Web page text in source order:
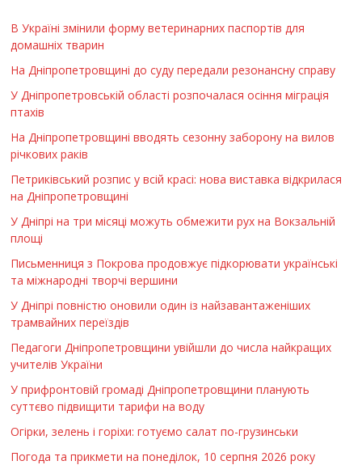
В Україні змінили форму ветеринарних паспортів для
домашніх тварин
На Дніпропетровщині до суду передали резонансну справу
У Дніпропетровській області розпочалася осіння міграція
птахів
На Дніпропетровщині вводять сезонну заборону на вилов
річкових раків
Петриківський розпис у всій красі: нова виставка відкрилася
на Дніпропетровщині
У Дніпрі на три місяці можуть обмежити рух на Вокзальній
площі
Письменниця з Покрова продовжує підкорювати українські
та міжнародні творчі вершини
У Дніпрі повністю оновили один із найзавантаженіших
трамвайних переїздів
Педагоги Дніпропетровщини увійшли до числа найкращих
учителів України
У прифронтовій громаді Дніпропетровщини планують
суттєво підвищити тарифи на воду
Огірки, зелень і горіхи: готуємо салат по-грузинськи
Погода та прикмети на понеділок, 10 серпня 2026 року